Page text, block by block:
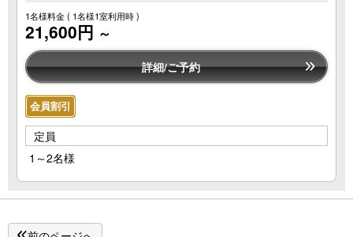
1名様料金( 1名様1室利用時 )
21,600円 ～
詳細/ご予約
会員割引
定員
1～2名様